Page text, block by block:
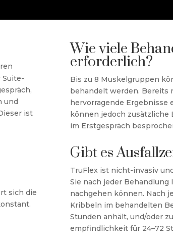
Suite-
und
ist
sich die
Wie viele
erforderlich?
Bis zu 8 Muskelgruppen
behandelt werden. Bereits
hervorragende Ergebnisse
können jedoch zusätzliche
im Erstgespräch
Gibt es
TruFlex ist nicht-invasiv
Sie nach jeder
nachgehen können. Nach
Kribbeln im behandelten
Stunden anhält, und/oder
empfindlichkeit für 24–72